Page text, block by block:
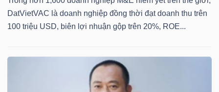
DatVietVAC là doanh nghiệp đồng thời đạt doanh thu trên
100 triệu USD, biên lợi nhuận gộp trên 20%, ROE...
YẾU